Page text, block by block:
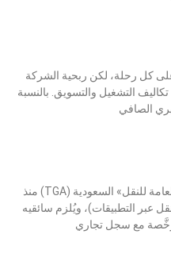
دخلاً ثابتًا من عمولة 20 ٪ على كل رحلة، لكن ربحية الشركة
التشغيل والتسويق. بالنسبة
الصافي
نعم، تطبيق جيني مُرخَّص من «الهيئة العامة للنقل» السعودية (TGA) منذ
عبر التطبيقات)، ويُلزم سائقيه
مع سجل تجاري